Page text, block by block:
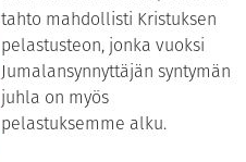
tahto mahdollisti Kristuksen
pelastusteon, jonka vuoksi
Jumalansynnyttäjän syntymän
juhla on myös
pelastuksemme alku.